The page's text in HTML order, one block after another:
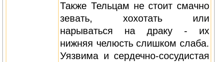
Также Тельцам не стоит смачно
зевать, хохотать или
нарываться на драку - их
нижняя челюсть слишком слаба.
Уязвима и сердечно-сосудистая